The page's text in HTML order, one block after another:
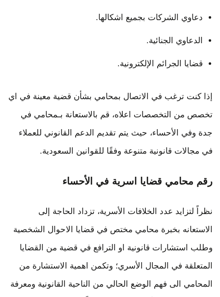
دعاوي الشركات بجميع اشكالها.
الدعاوي الجنائية.
قضايا الجرائم الإلكترونية.
إذا كنت ترغب في الاتصال بمحامي بشأن قضية معينة في اي
تخصص من التخصصات اعلاه، قم بالاستعانة بـمحامي في
جدة وفي الأحساء، حيث يتم تقديم الدعم القانوني للعملاء
في مجالات قانونية متنوعة وفقًا للقوانين السعودية.
رقم محامي قضايا اسرية في الأحساء
نظراً لتزايد عدد الخلافات الأسرية، تزداد الحاجة إلى
الاستعانه بخبرة محامي مختص في قضايا الاحوال الشخصية
وطلب استشارات قانونية او الترافع في قضية من القضايا
المتعلقة في المجال الأسري؛ وتكمن اهمية الاستشارة من
المحامي الى فهم الوضع الحالي من الناحية القانونية ومعرفة